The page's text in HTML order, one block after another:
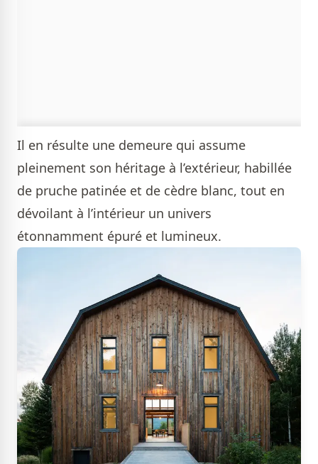
Il en résulte une demeure qui assume
pleinement son héritage à l’extérieur, habillée
de pruche patinée et de cèdre blanc, tout en
dévoilant à l’intérieur un univers
étonnamment épuré et lumineux.